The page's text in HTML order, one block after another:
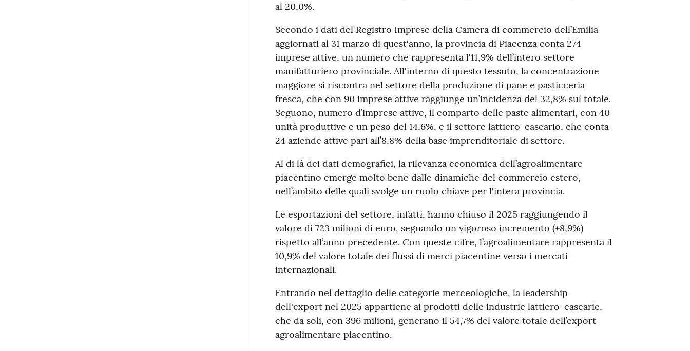
al 20,0%.
Secondo i dati del Registro Imprese della Camera di commercio dell’Emilia
aggiornati al 31 marzo di quest'anno, la provincia di Piacenza conta 274
imprese attive, un numero che rappresenta l'11,9% dell’intero settore
manifatturiero provinciale. All'interno di questo tessuto, la concentrazione
maggiore si riscontra nel settore della produzione di pane e pasticceria
fresca, che con 90 imprese attive raggiunge un’incidenza del 32,8% sul totale.
Seguono, numero d’imprese attive, il comparto delle paste alimentari, con 40
unità produttive e un peso del 14,6%, e il settore lattiero-caseario, che conta
24 aziende attive pari all’8,8% della base imprenditoriale di settore.
Al di là dei dati demografici, la rilevanza economica dell’agroalimentare
piacentino emerge molto bene dalle dinamiche del commercio estero,
nell’ambito delle quali svolge un ruolo chiave per l'intera provincia.
Le esportazioni del settore, infatti, hanno chiuso il 2025 raggiungendo il
valore di 723 milioni di euro, segnando un vigoroso incremento (+8,9%)
rispetto all’anno precedente. Con queste cifre, l’agroalimentare rappresenta il
10,9% del valore totale dei flussi di merci piacentine verso i mercati
internazionali.
Entrando nel dettaglio delle categorie merceologiche, la leadership
dell'export nel 2025 appartiene ai prodotti delle industrie lattiero-casearie,
che da soli, con 396 milioni, generano il 54,7% del valore totale dell’export
agroalimentare piacentino.